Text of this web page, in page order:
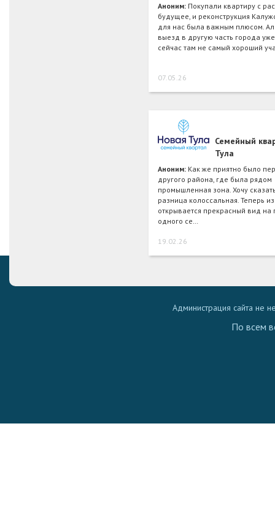
Аноним: Покупали квартиру с
будущее, и реконструкция
для нас была важным плюсом.
выезд в другую часть города уже
сейчас там не самый хороший
07.05.26
Семейный
Тула
Аноним: Как же приятно было
другого района, где была рядом
промышленная зона. Хочу
разница колоссальная. Теперь
открывается прекрасный вид на
одного се…
19.02.26
Администрация сайта не
По всем